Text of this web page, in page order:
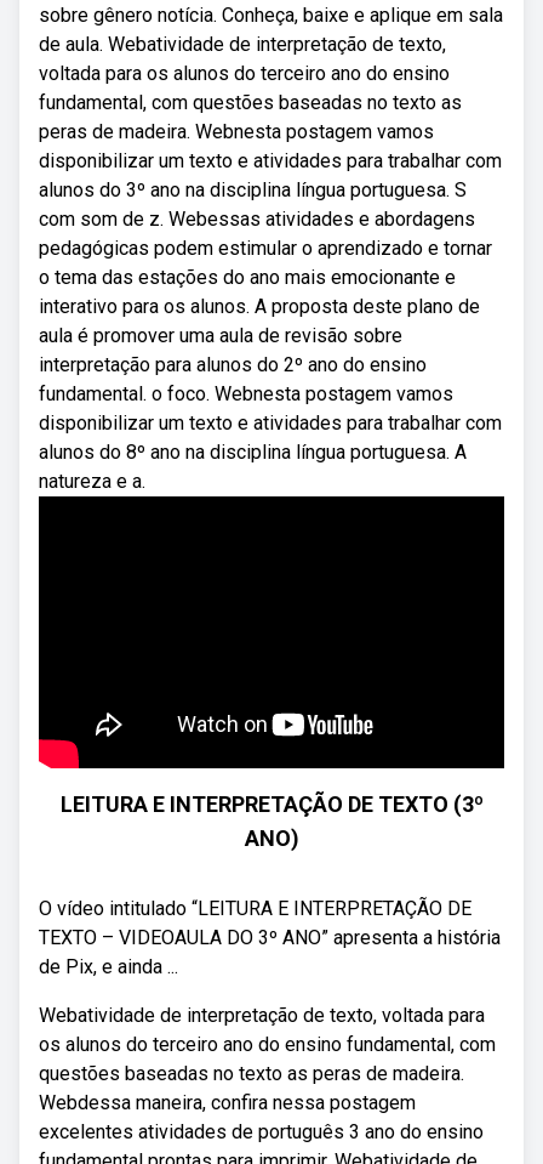
sobre gênero notícia. Conheça, baixe e aplique em sala
de aula. Webatividade de interpretação de texto,
voltada para os alunos do terceiro ano do ensino
fundamental, com questões baseadas no texto as
peras de madeira. Webnesta postagem vamos
disponibilizar um texto e atividades para trabalhar com
alunos do 3º ano na disciplina língua portuguesa. S
com som de z. Webessas atividades e abordagens
pedagógicas podem estimular o aprendizado e tornar
o tema das estações do ano mais emocionante e
interativo para os alunos. A proposta deste plano de
aula é promover uma aula de revisão sobre
interpretação para alunos do 2º ano do ensino
fundamental. o foco. Webnesta postagem vamos
disponibilizar um texto e atividades para trabalhar com
alunos do 8º ano na disciplina língua portuguesa. A
natureza e a.
LEITURA E INTERPRETAÇÃO DE TEXTO (3º
ANO)
O vídeo intitulado “LEITURA E INTERPRETAÇÃO DE
TEXTO – VIDEOAULA DO 3º ANO” apresenta a história
de Pix, e ainda ...
Webatividade de interpretação de texto, voltada para
os alunos do terceiro ano do ensino fundamental, com
questões baseadas no texto as peras de madeira.
Webdessa maneira, confira nessa postagem
excelentes atividades de português 3 ano do ensino